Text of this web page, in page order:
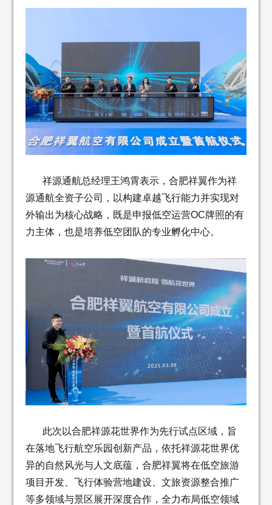
祥源通航总经理王鸿霄表示，合肥祥翼作为祥
源通航全资子公司，以构建卓越飞行能力并实现对
外输出为核心战略，既是申报低空运营OC牌照的有
力主体，也是培养低空团队的专业孵化中心。
此次以合肥祥源花世界作为先行试点区域，旨
在落地飞行航空乐园创新产品，依托祥源花世界优
异的自然风光与人文底蕴，合肥祥翼将在低空旅游
项目开发、飞行体验营地建设、文旅资源整合推广
等多领域与景区展开深度合作，全力布局低空领域